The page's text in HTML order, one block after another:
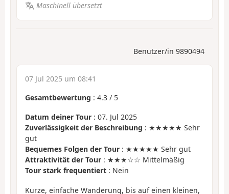
Maschinell übersetzt
Benutzer/in 9890494
07 Jul 2025 um 08:41
Gesamtbewertung : 4.3 / 5
Datum deiner Tour : 07. Jul 2025
Zuverlässigkeit der Beschreibung : ★★★★★ Sehr
gut
Bequemes Folgen der Tour : ★★★★★ Sehr gut
Attraktivität der Tour : ★★★☆☆ Mittelmäßig
Tour stark frequentiert : Nein
Kurze, einfache Wanderung, bis auf einen kleinen,